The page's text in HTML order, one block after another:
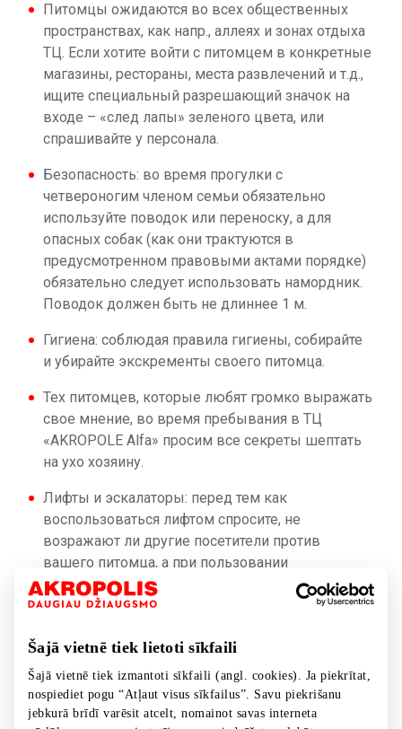
Šajā vietnē tiek lietoti sīkfaili
Šajā vietnē tiek izmantoti sīkfaili (angl. cookies). Ja piekrītat,
nospiediet pogu “Atļaut visus sīkfailus”. Savu piekrišanu
jebkurā brīdī varēsit atcelt, nomainot savas interneta
Питомцы ожидаются во всех общественных
пространствах, как напр., аллеях и зонах отдыха
ТЦ. Если хотите войти с питомцем в конкретные
магазины, рестораны, места развлечений и т.д.,
ищите специальный разрешающий значок на
входе – «след лапы» зеленого цвета, или
спрашивайте у персонала.
Безопасность: во время прогулки с
четвероногим членом семьи обязательно
используйте поводок или переноску, а для
опасных собак (как они трактуются в
предусмотренном правовыми актами порядке)
обязательно следует использовать намордник.
Поводок должен быть не длиннее 1 м.
Гигиена: соблюдая правила гигиены, собирайте
и убирайте экскременты своего питомца.
Тех питомцев, которые любят громко выражать
свое мнение, во время пребывания в ТЦ
«AKROPOLE Alfa» просим все секреты шептать
на ухо хозяину.
Лифты и эскалаторы: перед тем как
воспользоваться лифтом спросите, не
возражают ли другие посетители против
вашего питомца, а при пользовании
эскалатором/травиатором питомца необходимо
взять на руки.
Ответственность: позаботьтесь, чтобы питомец
безопасность и порядок. В общественных
пространствах и на территории ТЦ «AKROPOLE